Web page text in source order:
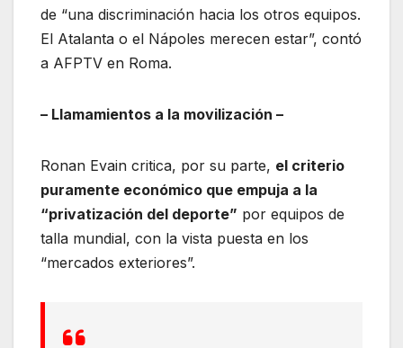
de “una discriminación hacia los otros equipos.
El Atalanta o el Nápoles merecen estar”, contó
a AFPTV en Roma.
– Llamamientos a la movilización –
Ronan Evain critica, por su parte, el criterio
puramente económico que empuja a la
“privatización del deporte” por equipos de
talla mundial, con la vista puesta en los
“mercados exteriores”.